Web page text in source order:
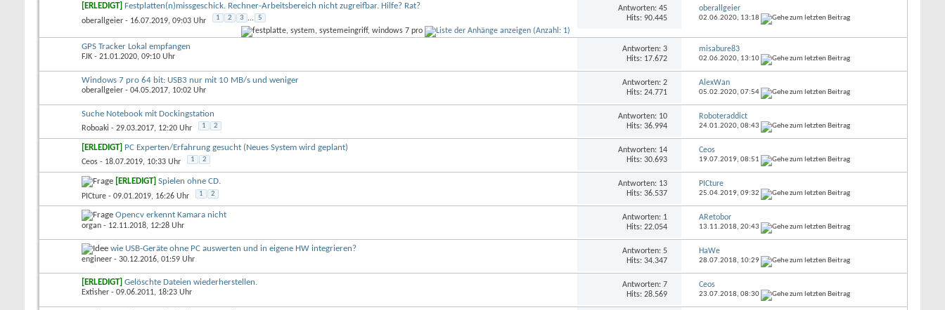
[ERLEDIGT] Festplatten(n)missgeschick. Rechner-Arbeitsbereich nicht zugreifbar. Hilfe? Rat?
oberallgeier - 16.07.2019, 09:03 Uhr 1 2 3 ... 5
Antworten: 45
Hits: 90.445
oberallgeier
02.06.2020, 13:18
GPS Tracker Lokal empfangen
FJK - 21.01.2020, 09:10 Uhr
Antworten: 3
Hits: 17.672
misabure83
02.06.2020, 13:10
Windows 7 pro 64 bit: USB3 nur mit 10 MB/s und weniger
oberallgeier - 04.05.2017, 10:02 Uhr
Antworten: 2
Hits: 24.771
AlexWan
05.02.2020, 07:54
Suche Notebook mit Dockingstation
Roboaki - 29.03.2017, 12:20 Uhr 1 2
Antworten: 10
Hits: 36.994
Roboteraddict
24.01.2020, 08:43
[ERLEDIGT] PC Experten/Erfahrung gesucht (Neues System wird geplant)
Ceos - 18.07.2019, 10:33 Uhr 1 2
Antworten: 14
Hits: 30.693
Ceos
19.07.2019, 08:51
[ERLEDIGT] Spielen ohne CD.
PICture - 09.01.2019, 16:26 Uhr 1 2
Antworten: 13
Hits: 36.537
PICture
25.04.2019, 09:32
Opencv erkennt Kamara nicht
organ - 12.11.2018, 12:28 Uhr
Antworten: 1
Hits: 22.054
ARetobor
13.11.2018, 20:43
wie USB-Geräte ohne PC auswerten und in eigene HW integrieren?
engineer - 30.12.2016, 01:59 Uhr
Antworten: 5
Hits: 34.347
HaWe
28.07.2018, 10:29
[ERLEDIGT] Gelöschte Dateien wiederherstellen.
Extisher - 09.06.2011, 18:23 Uhr
Antworten: 7
Hits: 28.569
Ceos
23.07.2018, 08:30